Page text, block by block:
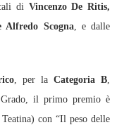
di Vincenzo De Ritis,
Alfredo Scogna, e dalle
, per laCategoria B
Grado, il primo premio è
con “Il peso delle